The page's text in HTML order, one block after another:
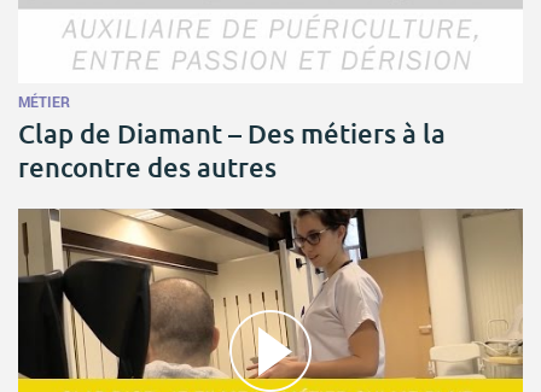
MÉTIER
Clap de Diamant – Des métiers à la
rencontre des autres